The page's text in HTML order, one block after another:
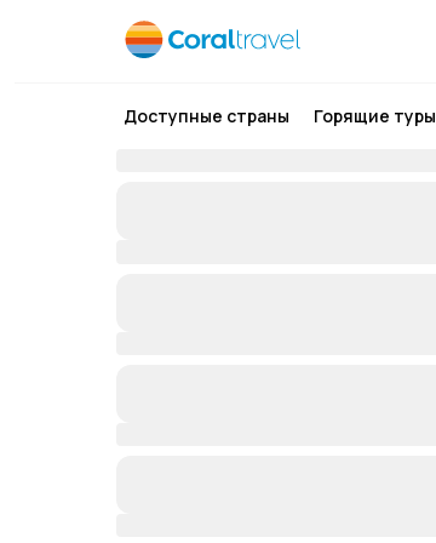
Доступные страны Горящие туры